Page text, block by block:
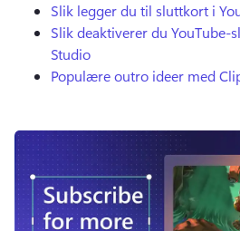
Slik legger du til sluttkort i
Slik deaktiverer du YouTube-
Studio
Populære outro ideer med